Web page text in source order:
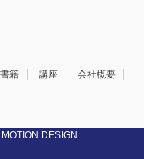
書籍 講座 会社概要
DESIGN